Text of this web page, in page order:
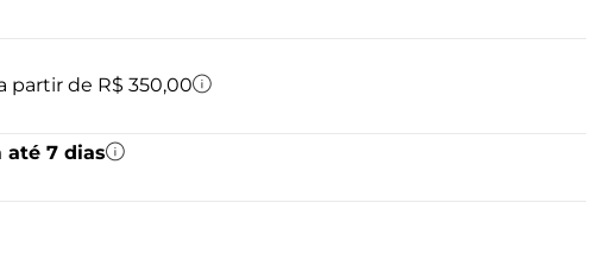
partir de R$ 350,00
até 7 dias